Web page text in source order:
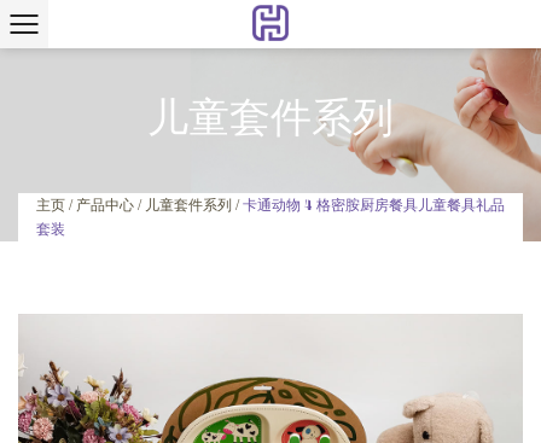
儿童套件系列
主页 / 产品中心 / 儿童套件系列 /卡通动物 4 格密胺厨房餐具儿童餐具礼品
套装